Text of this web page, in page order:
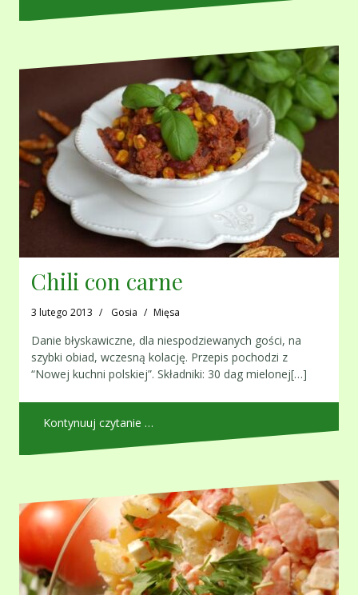
Chili con carne
3 lutego 2013 Gosia Mięsa
Danie błyskawiczne, dla niespodziewanych gości, na
szybki obiad, wczesną kolację. Przepis pochodzi z
“Nowej kuchni polskiej”. Składniki: 30 dag mielonej[…]
Kontynuuj czytanie …